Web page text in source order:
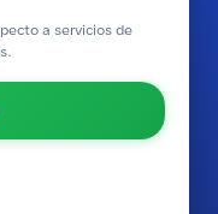
a servicios de